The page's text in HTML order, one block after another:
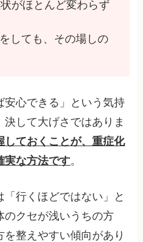
がほとんど変わらず
しても、その場しの
安心できる」という気持
して大げさではありま
しておくことが、重症化
実な方法です。
行くほどではない」と
のクセが浅いうちの方
整えやすい傾向があり